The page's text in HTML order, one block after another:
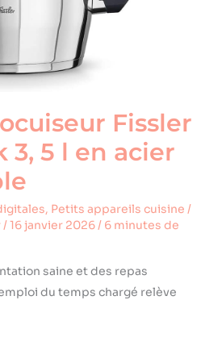
Fissler
3, 5 l en acier
, Petits appareils cuisine /
/16 janvier 2026/ 6 minutes de
saine et des repas
du temps chargé relève